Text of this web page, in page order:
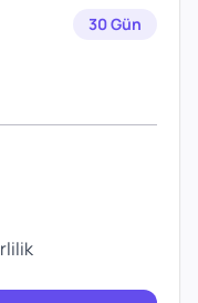
30 Gün